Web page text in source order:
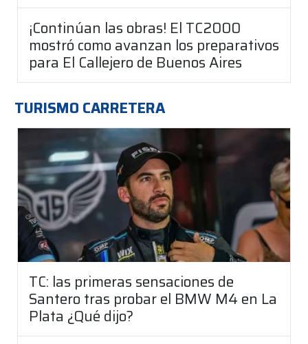
¡Continúan las obras! El TC2000
mostró como avanzan los preparativos
para El Callejero de Buenos Aires
TURISMO CARRETERA
TC: las primeras sensaciones de
Santero tras probar el BMW M4 en La
Plata ¿Qué dijo?